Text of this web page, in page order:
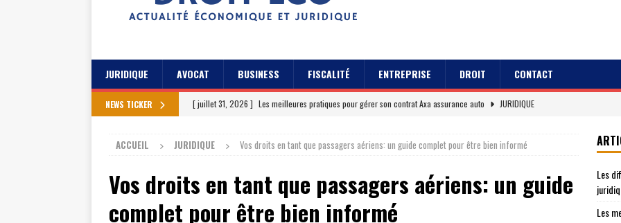
JURIDIQUE AVOCAT BUSINESS FISCALITÉ ENTREPRISE DROIT CONTACT
NEWS TICKER [ juillet 31, 2026 ] Les meilleures pratiques pour gérer son contrat Axa assurance auto
JURIDIQUE
[ juillet 23, 2026 ] Les témoignages clients sur Axa assurance auto en 2026
EREPUTATION
[ juillet 19, 2026 ]
Cidff 94 : Quelles démarches juridiques sont prises en charge
[ août 4, 2026 ] Les différences entre le Cidff 94 et d’autres services juridiques JURIDIQUE
ACCUEIL JURIDIQUE Vos droits en tant que passagers aériens: un guide complet pour être bien informé
Vos droits en tant que passagers aériens: un guide
complet pour être bien informé
Les
Les